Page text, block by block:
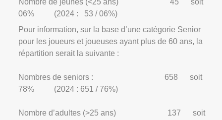
Nombre de jeunes (<25 ans) 45
soit
06%
(2024 :
53 / 06%)
Pour information, sur la base d’une catégorie Senior
pour les joueurs et joueuses ayant plus de 60 ans, la
répartition serait la suivante :
Nombres de seniors : 658
soit
78%
(2024 : 651 / 76%)
Nombre d’adultes (>25 ans) 137
soit